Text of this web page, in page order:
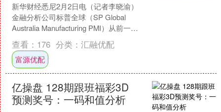
新华财经悉尼2月2日电（记者李晓渝）
金融分析公司标普全球（SP Global
Australia Manufacturing PMI）从前一个
月的51.6点升至....
查看： 176 分类： 汇融优配
富源优配
亿操盘 128期跟班福彩3D
预测奖号：一码和值分析